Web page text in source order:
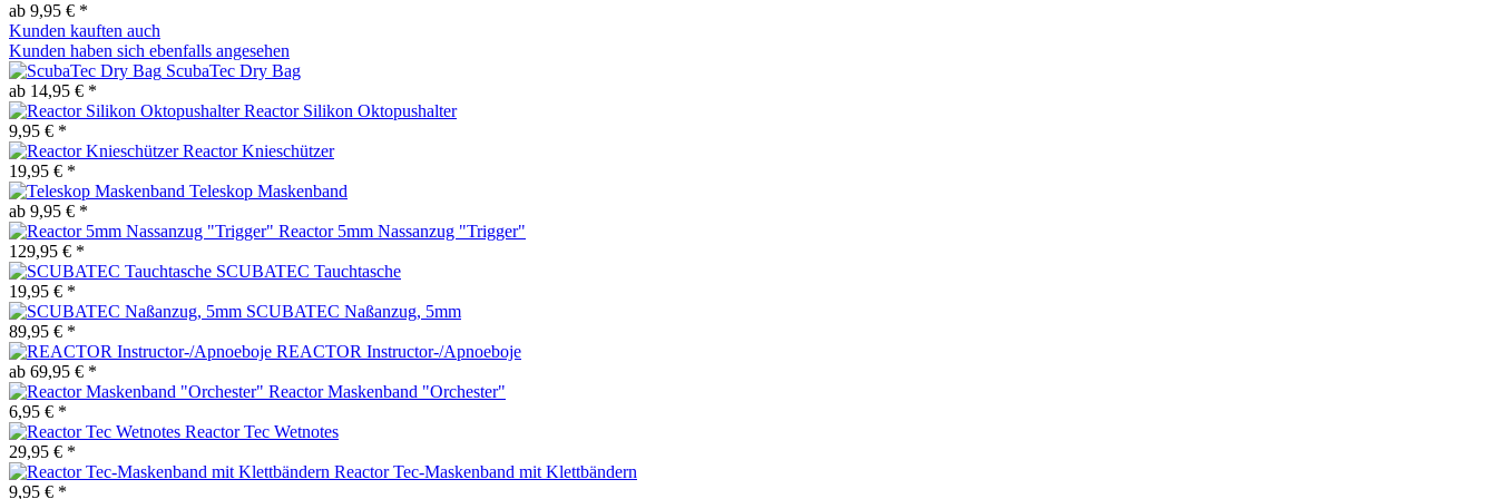
ab 9,95 € *
Kunden kauften auch
Kunden haben sich ebenfalls angesehen
ScubaTec Dry Bag
ab 14,95 € *
Reactor Silikon Oktopushalter
9,95 € *
Reactor Knieschützer
19,95 € *
Teleskop Maskenband
ab 9,95 € *
Reactor 5mm Nassanzug "Trigger"
129,95 € *
SCUBATEC Tauchtasche
19,95 € *
SCUBATEC Naßanzug, 5mm
89,95 € *
REACTOR Instructor-/Apnoeboje
ab 69,95 € *
Reactor Maskenband "Orchester"
6,95 € *
Reactor Tec Wetnotes
29,95 € *
Reactor Tec-Maskenband mit Klettbändern
9,95 € *